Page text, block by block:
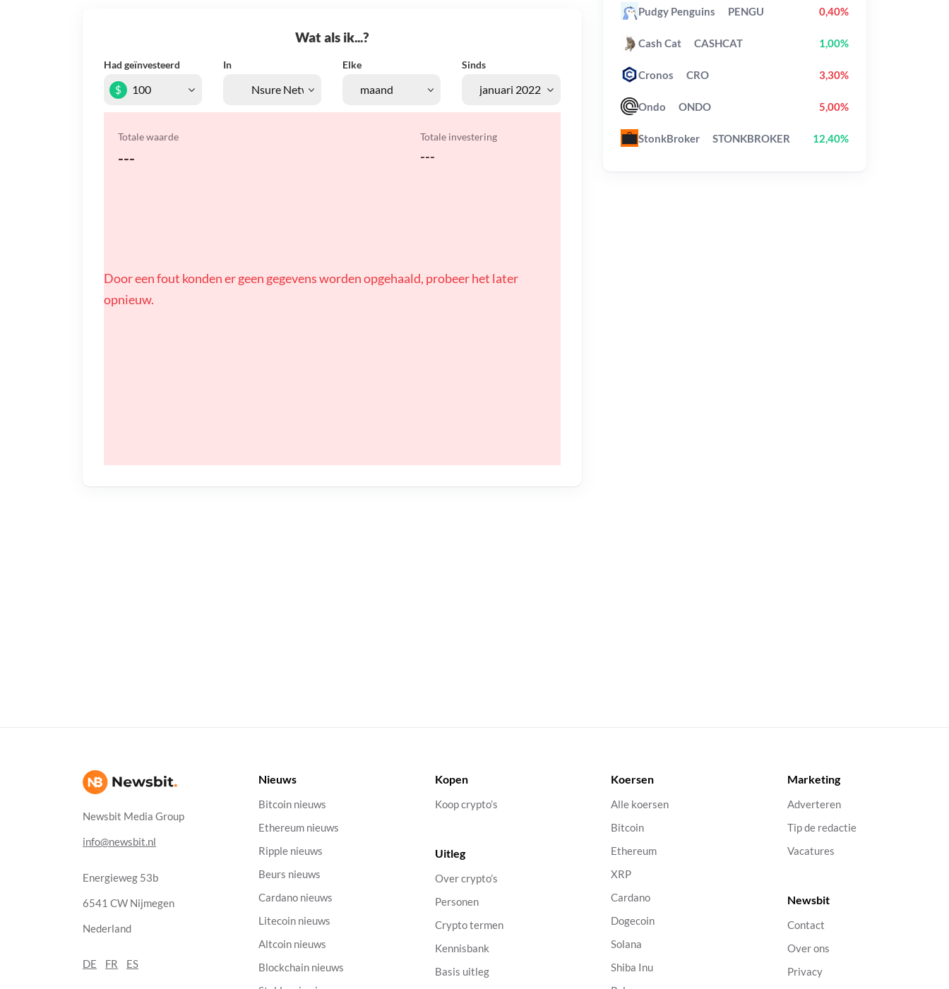
Wat als ik...?
Had geïnvesteerd In Elke Sinds
$
Totale waarde
---
Totale investering
---
Door een fout konden er geen gegevens worden opgehaald, probeer het later
opnieuw.
Pudgy Penguins PENGU 0,40%
Cash Cat CASHCAT 1,00%
Cronos CRO 3,30%
Ondo ONDO 5,00%
StonkBroker STONKBROKER 12,40%
Newsbit Media Group
info@newsbit.nl
Energieweg 53b
6541 CW Nijmegen
Nederland
DE FR ES
Nieuws
Bitcoin nieuws
Ethereum nieuws
Ripple nieuws
Beurs nieuws
Cardano nieuws
Litecoin nieuws
Altcoin nieuws
Blockchain nieuws
Kopen
Koop crypto’s
Uitleg
Over crypto’s
Personen
Crypto termen
Kennisbank
Basis uitleg
Koersen
Alle koersen
Bitcoin
Ethereum
XRP
Cardano
Dogecoin
Solana
Shiba Inu
Marketing
Adverteren
Tip de redactie
Vacatures
Newsbit
Contact
Over ons
Privacy